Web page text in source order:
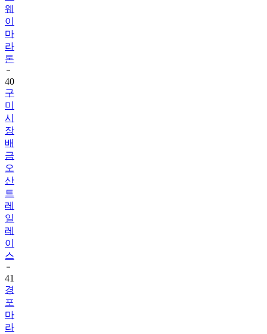
웨
이
마
라
톤
40
구
미
시
장
배
금
오
산
트
레
일
레
이
스
41
경
포
마
라